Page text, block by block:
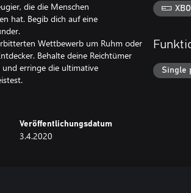
die die Menschen
hat. Begib dich auf eine
Wettbewerb um Ruhm oder
Behalte deine Reichtümer
und erringe die ultimative
Veröffentlichungsdatum
3.4.2020
Single